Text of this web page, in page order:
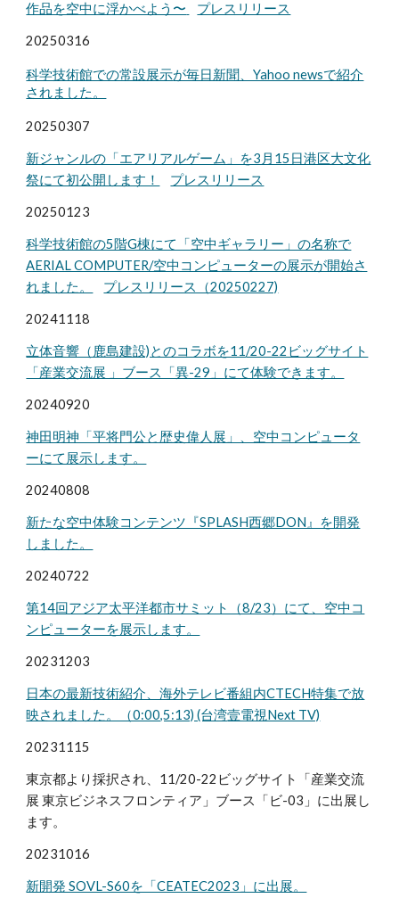
作品を空中に浮かべよう〜
プレスリリース
20250316
科学技術館での常設展示が毎日新聞、Yahoo newsで紹介
されました。
20250307
新ジャンルの「エアリアルゲーム」を3月15日港区大文化
祭にて初公開します！
プレスリリース
20250123
科学技術館の5階G棟にて「空中ギャラリー」の名称で
AERIAL COMPUTER/空中コンピューターの展示が開始さ
れました。
プレスリリース（20250227)
20241118
立体音響（鹿島建設)とのコラボを11/20-22ビッグサイト
「産業交流展 」ブース「異-29」にて体験できます。
20240920
神田明神「平将門公と歴史偉人展」、空中コンピュータ
ーにて展示します。
20240808
新たな空中体験コンテンツ『SPLASH西郷DON』を開発
しました。
20240722
第14回アジア太平洋都市サミット（8/23）にて、空中コ
ンピューターを展示します。
20231203
日本の最新技術紹介、海外テレビ番組内CTECH特集で放
映されました。（0:00,5:13) (台湾壹電視Next TV)
20231115
東京都より採択され、11/20-22ビッグサイト「産業交流
展 東京ビジネスフロンティア」ブース「ビ-03」に出展し
ます。
20231016
新開発 SOVL-S60を「CEATEC2023」に出展。